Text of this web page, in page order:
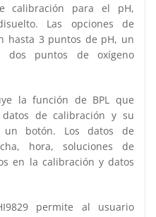
calibración para el pH,
Las opciones de
hasta 3 puntos de pH, un
dos puntos de oxígeno
la función de BPL que
de calibración y su
botón. Los datos de
hora, soluciones de
en la calibración y datos
permite al usuario